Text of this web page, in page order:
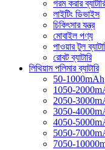
গরম করার ব্যাটারি
লাইটিং ডিভাইস
চিকিৎসার যন্ত্র
মোবাইল পণ্য
পাওয়ার টুল
রোবট ব্যাটারি
লিথিয়াম পলিমার ব্যাটারি
50-1000mAh
1050-
2050-
3050-
4050-
5050-
7050-